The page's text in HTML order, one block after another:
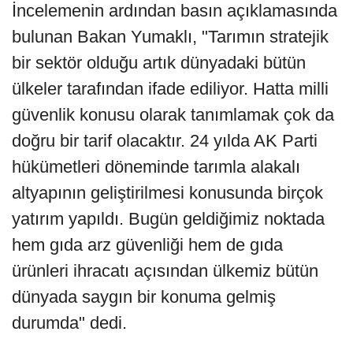
İncelemenin ardından basın açıklamasında
bulunan Bakan Yumaklı, "Tarımın stratejik
bir sektör olduğu artık dünyadaki bütün
ülkeler tarafından ifade ediliyor. Hatta milli
güvenlik konusu olarak tanımlamak çok da
doğru bir tarif olacaktır. 24 yılda AK Parti
hükümetleri döneminde tarımla alakalı
altyapının geliştirilmesi konusunda birçok
yatırım yapıldı. Bugün geldiğimiz noktada
hem gıda arz güvenliği hem de gıda
ürünleri ihracatı açısından ülkemiz bütün
dünyada saygın bir konuma gelmiş
durumda" dedi.